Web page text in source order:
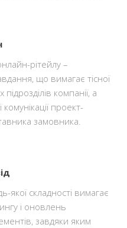
рітейлу –
що вимагає тісної
підрозділів компанії, а
проект-
замовника.
якої складності вимагає
і оновлень
завдяки яким